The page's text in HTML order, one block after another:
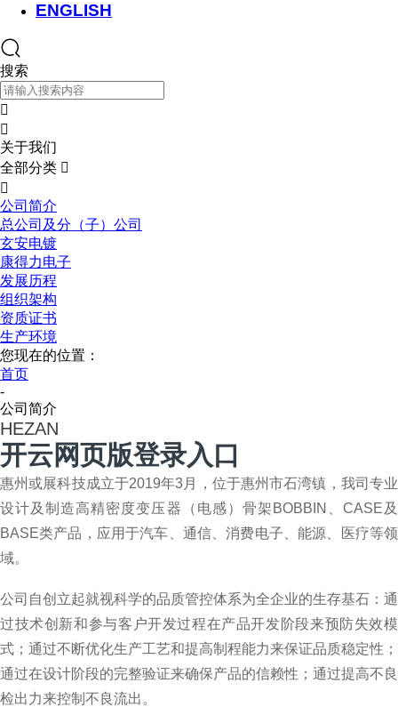
ENGLISH
搜索


关于我们
全部分类 

公司简介
总公司及分（子）公司
玄安电镀
康得力电子
发展历程
组织架构
资质证书
生产环境
您现在的位置：
首页
-
公司简介
HEZAN
开云网页版登录入口
惠州或展科技成立于2019年3月，位于惠州市石湾镇，我司专业
设计及制造高精密度变压器（电感）骨架BOBBIN、CASE及
BASE类产品，应用于汽车、通信、消费电子、能源、医疗等领
域。
公司自创立起就视科学的品质管控体系为全企业的生存基石：通
过技术创新和参与客户开发过程在产品开发阶段来预防失效模
式；通过不断优化生产工艺和提高制程能力来保证品质稳定性；
通过在设计阶段的完整验证来确保产品的信赖性；通过提高不良
检出力来控制不良流出。